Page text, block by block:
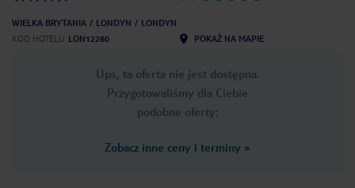
WIELKA BRYTANIA LONDYN
LONDYN
KOD HOTELU LON12280 POKAŻ NA MAPIE
Ups, ta oferta nie jest dostępna.
Przygotowaliśmy dla Ciebie
podobne oferty:
Zobacz inne ceny i terminy »